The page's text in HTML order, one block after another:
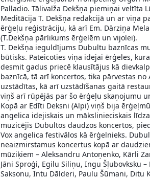
Palladio. Tālivalža Dekšņa piemiņai veltīta
Meditācija T. Dekšņa redakcijā un ar viņa
ērģeļu reģistrāciju, kā arī Em. Dārziņa
(T.Dekšņa pārlikums ērģelēm un vijolei).
T. Dekšņa ieguldījums Dubultu baznīcas
būtisks. Pateicoties viņa idejai ērģeles,
desmit gadus priecē klausītājus kā
baznīcā, tā arī koncertos, tika pārvestas no
uzstādītas, kā arī uzstādīšanas gaitā
viņš arī rūpējās par šo ērģeļu skaņojumu
Kopā ar Edīti Deksni (Alpi) viņš bija
angelica idejiskais un mākslinieciskais
muzicējis Dubultos daudzos koncertos,
Vox angelica festivālos kā ērģelnieks.
neaizmirstamus koncertus kopā ar
mūziķiem – Aleksandru Antoņenko, Kārli
Jāni Sproģi, Egilu Siliņu, Ingu Šļubovksku –
Saksonu, Intu Dālderi, Paulu Šūmani, Ditu